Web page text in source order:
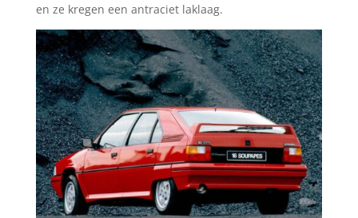
en ze kregen een antraciet laklaag.